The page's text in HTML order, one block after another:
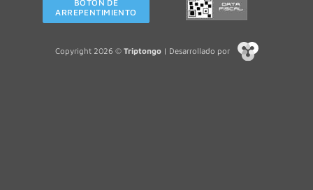
BOTÓN DE
ARREPENTIMIENTO
Copyright 2026 © Triptongo| Desarrollado por